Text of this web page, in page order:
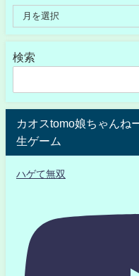
検索
カオスtomo娘ちゃんね
生ゲーム
ハゲて無双